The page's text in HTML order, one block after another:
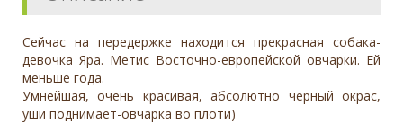
Сейчас на передержке находится прекрасная собака-
девочка Яра. Метис Восточно-европейской овчарки. Ей
меньше года.
Умнейшая, очень красивая, абсолютно черный окрас,
уши поднимает-овчарка во плоти)